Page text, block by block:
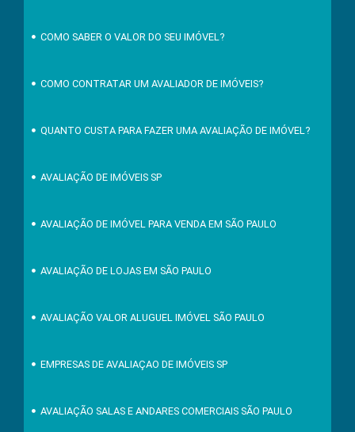
COMO SABER O VALOR DO SEU IMÓVEL?
COMO CONTRATAR UM AVALIADOR DE IMÓVEIS?
QUANTO CUSTA PARA FAZER UMA AVALIAÇÃO DE IMÓVEL?
AVALIAÇÃO DE IMÓVEIS SP
AVALIAÇÃO DE IMÓVEL PARA VENDA EM SÃO PAULO
AVALIAÇÃO DE LOJAS EM SÃO PAULO
AVALIAÇÃO VALOR ALUGUEL IMÓVEL SÃO PAULO
EMPRESAS DE AVALIAÇAO DE IMÓVEIS SP
AVALIAÇÃO SALAS E ANDARES COMERCIAIS SÃO PAULO